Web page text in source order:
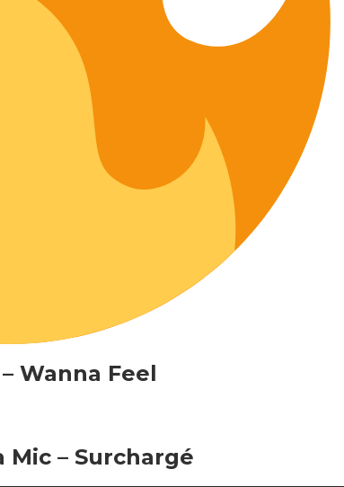
Wanna Feel
Mic – Surchargé